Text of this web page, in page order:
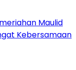
Maulid
Kebersamaan